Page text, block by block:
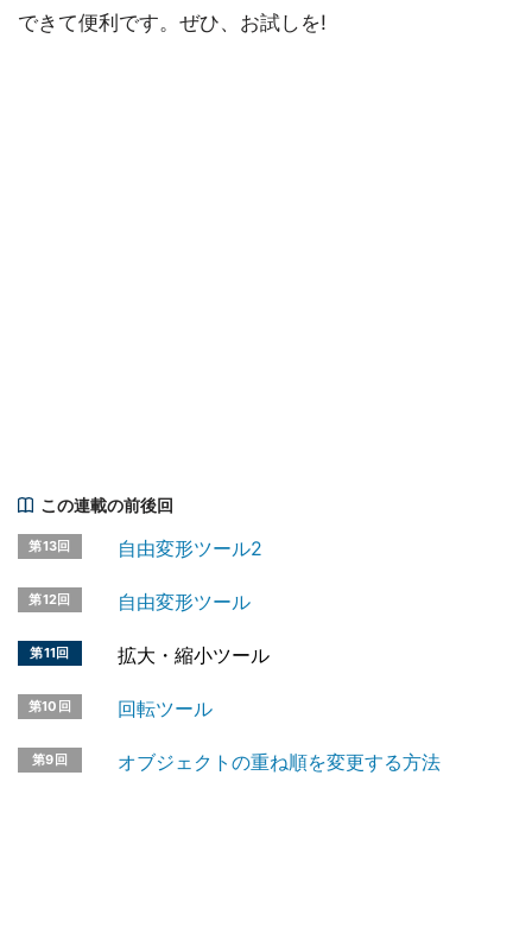
できて便利です。ぜひ、お試しを!
この連載の前後回
第13回 自由変形ツール2
第12回 自由変形ツール
第11回 拡大・縮小ツール
第10回 回転ツール
第9回 オブジェクトの重ね順を変更する方法